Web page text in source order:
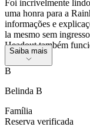
Foi incrivelmente
uma honra para a
informações e
la mesmo sem
Headout também
Saiba mais
B
Belinda B
Família
Reserva verificada